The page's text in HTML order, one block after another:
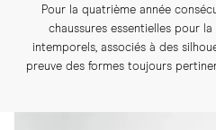
Pour la quatrième année
chaussures essentielles pour
intemporels, associés à des
preuve des formes toujours